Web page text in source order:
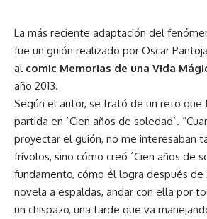
La más reciente adaptación del
fue un guión realizado por Oscar
al comic Memorias de una Vida
año 2013.
Según el autor, se trató de un reto que
partida en ´Cien años de soledad´.
proyectar el guión, no me interesaban
frívolos, sino cómo creó ´Cien años de
fundamento, cómo él logra después
novela a espaldas, andar con ella por
un chispazo, una tarde que va